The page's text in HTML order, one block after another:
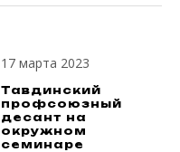
17 марта 2023
Тавдинский
профсоюзный
десант на
окружном
семинаре